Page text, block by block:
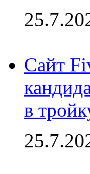
Сайт
в